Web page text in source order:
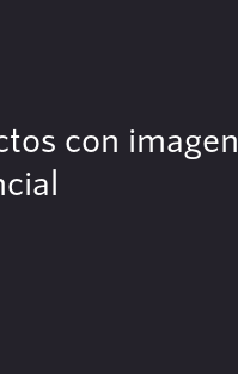
con imagen